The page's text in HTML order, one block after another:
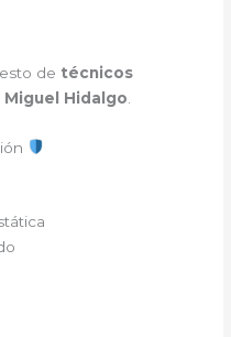
de técnicos
Hidalgo